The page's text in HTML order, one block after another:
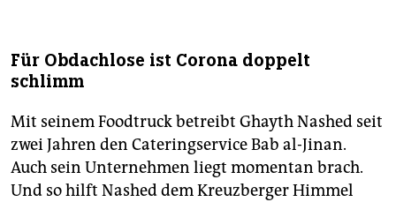
Für Obdachlose ist Corona doppelt
schlimm
Mit seinem Foodtruck betreibt Ghayth Nashed seit
zwei Jahren den Cateringservice Bab al-Jinan.
Auch sein Unternehmen liegt momentan brach.
Und so hilft Nashed dem Kreuzberger Himmel